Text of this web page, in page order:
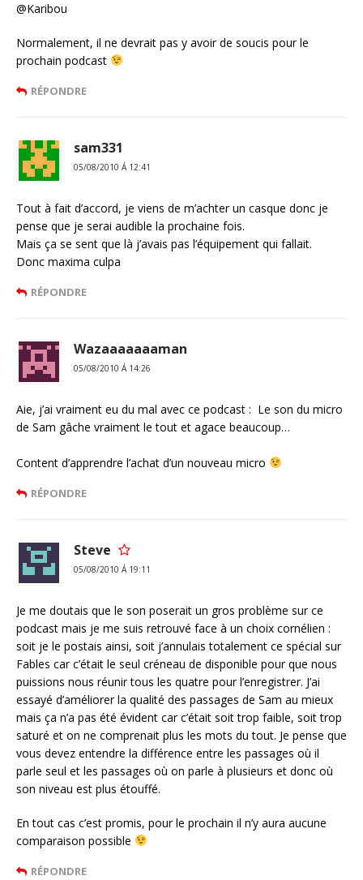
@Karibou
Normalement, il ne devrait pas y avoir de soucis pour le
prochain podcast
RÉPONDRE
sam331
05/08/2010 Á 12:41
Tout à fait d’accord, je viens de m’achter un casque donc je
pense que je serai audible la prochaine fois.
Mais ça se sent que là j’avais pas l’équipement qui fallait.
Donc maxima culpa
RÉPONDRE
Wazaaaaaaaman
05/08/2010 Á 14:26
Aie, j’ai vraiment eu du mal avec ce podcast : Le son du micro
de Sam gâche vraiment le tout et agace beaucoup…
Content d’apprendre l’achat d’un nouveau micro
RÉPONDRE
Steve
05/08/2010 Á 19:11
Je me doutais que le son poserait un gros problème sur ce
podcast mais je me suis retrouvé face à un choix cornélien :
soit je le postais ainsi, soit j’annulais totalement ce spécial sur
Fables car c’était le seul créneau de disponible pour que nous
puissions nous réunir tous les quatre pour l’enregistrer. J’ai
essayé d’améliorer la qualité des passages de Sam au mieux
mais ça n’a pas été évident car c’était soit trop faible, soit trop
saturé et on ne comprenait plus les mots du tout. Je pense que
vous devez entendre la différence entre les passages où il
parle seul et les passages où on parle à plusieurs et donc où
son niveau est plus étouffé.
En tout cas c’est promis, pour le prochain il n’y aura aucune
comparaison possible
RÉPONDRE